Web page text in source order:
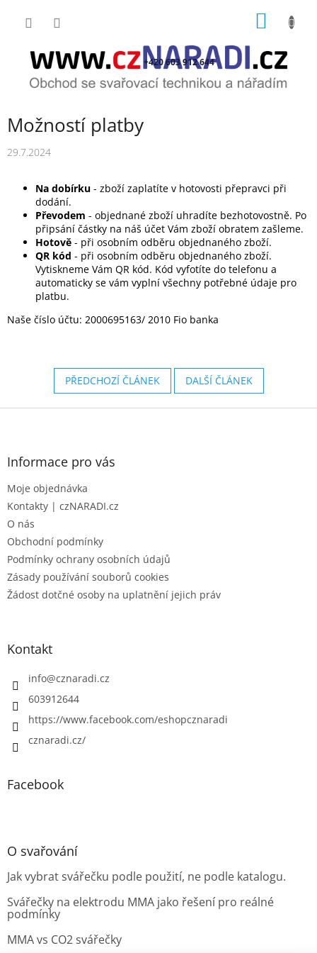
+420 603 912 644
Možností platby
29.7.2024
Na dobírku - zboží zaplatíte v hotovosti přepravci při
dodání.
Převodem - objednané zboží uhradíte bezhotovostně. Po
připsání částky na náš účet Vám zboží obratem zašleme.
Hotově - při osobním odběru objednaného zboží.
QR kód - při osobním odběru objednaného zboží.
Vytiskneme Vám QR kód. Kód vyfotíte do telefonu a
automaticky se vám vyplní všechny potřebné údaje pro
platbu.
Naše číslo účtu: 2000695163/ 2010 Fio banka
PŘEDCHOZÍ ČLÁNEK DALŠÍ ČLÁNEK
Z
Informace pro vás
Moje objednávka
Kontakty | czNARADI.cz
O nás
Obchodní podmínky
Podmínky ochrany osobních údajů
Zásady používání souborů cookies
Žádost dotčné osoby na uplatnění jejich práv
Kontakt
info@cznaradi.cz
603912644
https://www.facebook.com/eshopcznaradi
cznaradi.cz/
Facebook
O svařování
Jak vybrat svářečku podle použití, ne podle katalogu.
Svářečky na elektrodu MMA jako řešení pro reálné
podmínky
MMA vs CO2 svářečky